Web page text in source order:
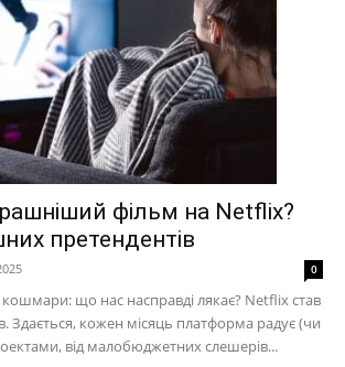
фільм на Netflix?
претендентів
0
кошмари: що нас насправді лякає? Netflix став
Здається, кожен місяць платформа радує (чи
від малобюджетних слешерів...